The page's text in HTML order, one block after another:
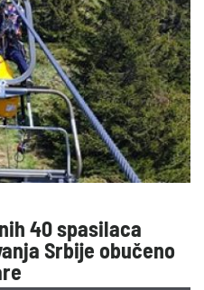
40 spasilaca
Srbije obučeno